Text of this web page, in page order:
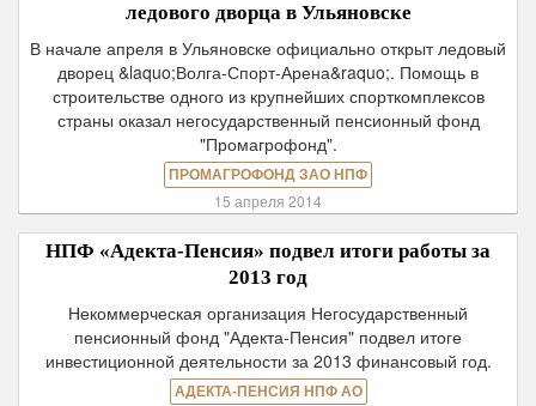
ледового дворца в Ульяновске
В начале апреля в Ульяновске официально открыт ледовый
дворец &laquo;Волга-Спорт-Арена&raquo;. Помощь в
строительстве одного из крупнейших спорткомплексов
страны оказал негосударственный пенсионный фонд
"Промагрофонд".
ПРОМАГРОФОНД ЗАО НПФ
15 апреля 2014
НПФ «Адекта-Пенсия» подвел итоги работы за
2013 год
Некоммерческая организация Негосударственный
пенсионный фонд "Адекта-Пенсия" подвел итоге
инвестиционной деятельности за 2013 финансовый год.
АДЕКТА-ПЕНСИЯ НПФ АО